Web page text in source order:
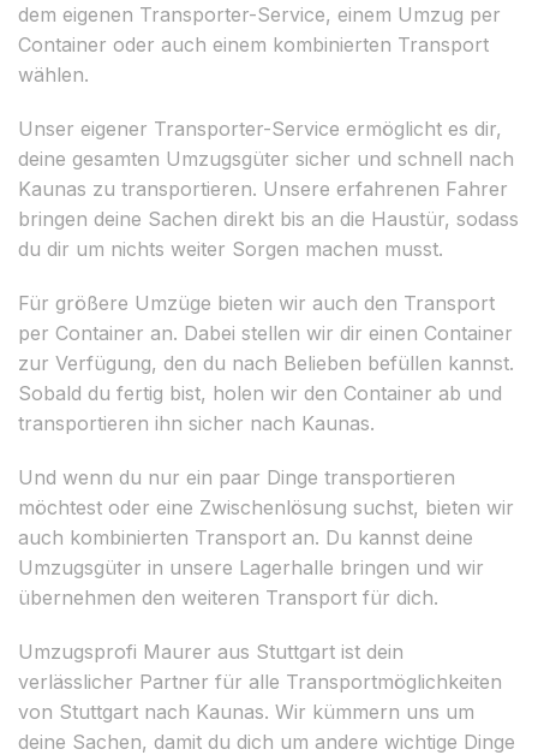
dem eigenen Transporter-Service, einem Umzug per
Container oder auch einem kombinierten Transport
wählen.
Unser eigener Transporter-Service ermöglicht es dir,
deine gesamten Umzugsgüter sicher und schnell nach
Kaunas zu transportieren. Unsere erfahrenen Fahrer
bringen deine Sachen direkt bis an die Haustür, sodass
du dir um nichts weiter Sorgen machen musst.
Für größere Umzüge bieten wir auch den Transport
per Container an. Dabei stellen wir dir einen Container
zur Verfügung, den du nach Belieben befüllen kannst.
Sobald du fertig bist, holen wir den Container ab und
transportieren ihn sicher nach Kaunas.
Und wenn du nur ein paar Dinge transportieren
möchtest oder eine Zwischenlösung suchst, bieten wir
auch kombinierten Transport an. Du kannst deine
Umzugsgüter in unsere Lagerhalle bringen und wir
übernehmen den weiteren Transport für dich.
Umzugsprofi Maurer aus Stuttgart ist dein
verlässlicher Partner für alle Transportmöglichkeiten
von Stuttgart nach Kaunas. Wir kümmern uns um
deine Sachen, damit du dich um andere wichtige Dinge